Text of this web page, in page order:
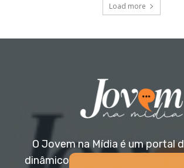
Load more
O Jovem na Mídia é um portal
dinâmico e acessível, voltado